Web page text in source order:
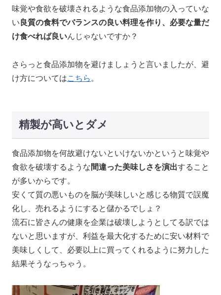
味覚や食欲を破壊されるような食品添加物の入っていな
い 良質の食料でバランスの良い料理を作り、必要な量だ
け食べれば良いんじゃないですか？
さらっと食品添加物を避けましょうと言いましたが、避
け方についてはこちら 。
精製が高いとダメ
食品添加物を何故避けないといけないかというと味覚や
食欲を破壊するような間違った美味しさを演出すること
が多いからです。
安くて質の悪いものを脳が美味しいと感じる物質で誤魔
化し、売れるようにすると儲かるでしょ？
流石に皆さんの健康を企業は破壊しようとしてる訳では
ないと思いますが、利益を最大化するために安い材料で
美味しくして、必要以上に買ってくれるように努力した
結果そうなっちゃう。